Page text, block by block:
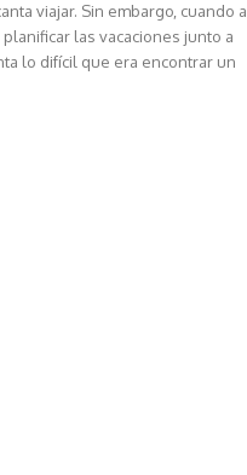
viajar. Sin embargo, cuando a
las vacaciones junto a
lo difícil que era encontrar un